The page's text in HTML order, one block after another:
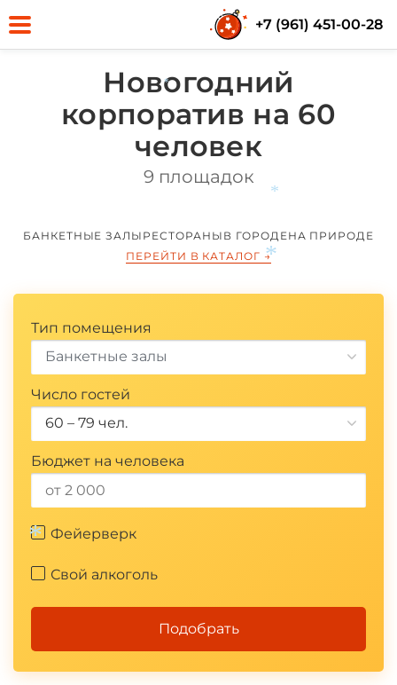
+7 (961) 451-00-28
Новогодний
корпоратив на 60
человек
9 площадок
БАНКЕТНЫЕ ЗАЛЫ РЕСТОРАНЫ В ГОРОДЕНА ПРИРОДЕ
ПЕРЕЙТИ В КАТАЛОГ →
Тип помещения
Банкетные залы
Число гостей
60 – 79 чел.
Бюджет на человека
Фейерверк
Свой алкоголь
Подобрать
*
*